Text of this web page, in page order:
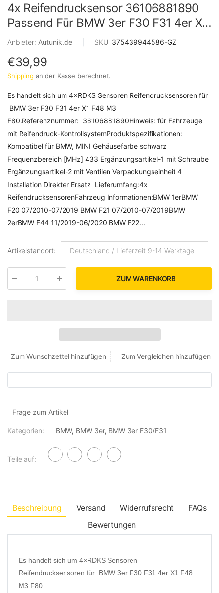
4x Reifendrucksensor 36106881890
Passend Für BMW 3er F30 F31 4er X1
F48 M3 F80 RDCI RDK
Anbieter: Autunik.de SKU: 375439944586-GZ
€39,99
Shipping an der Kasse berechnet.
Es handelt sich um 4×RDKS Sensoren Reifendrucksensoren für
BMW 3er F30 F31 4er X1 F48 M3
F80.Referenznummer: 36106881890Hinweis: für Fahrzeuge
mit Reifendruck-KontrollsystemProduktspezifikationen:
Kompatibel für BMW, MINI Gehäusefarbe schwarz
Frequenzbereich [MHz] 433 Ergänzungsartikel-1 mit Schraube
Ergänzungsartikel-2 mit Ventilen Verpackungseinheit 4
Installation Direkter Ersatz Lieferumfang:4x
ReifendrucksensorenFahrzeug Informationen:BMW 1erBMW
F20 07/2010-07/2019 BMW F21 07/2010-07/2019BMW
2erBMW F44 11/2019-06/2020 BMW F22...
Artikelstandort: Deutschland / Lieferzeit 9-14 Werktage
ZUM WARENKORB
Zum Wunschzettel hinzufügen Zum Vergleichen hinzufügen
Frage zum Artikel
Kategorien: BMW, BMW 3er, BMW 3er F30/F31
Teile auf:
Beschreibung Versand Widerrufsrecht
FAQs
Bewertungen
Es handelt sich um 4×RDKS Sensoren
Reifendrucksensoren für BMW 3er F30 F31 4er X1 F48
M3 F80.